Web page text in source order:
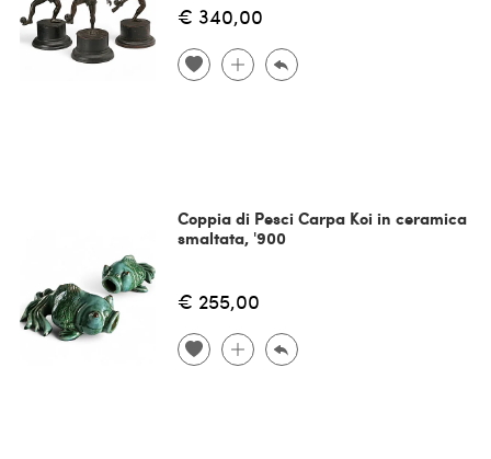
€ 340,00
Coppia di Pesci Carpa Koi in ceramica
smaltata, '900
€ 255,00